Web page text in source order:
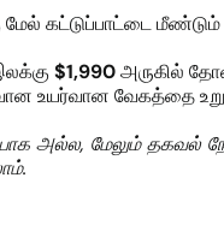
கட்டுப்பாட்டை
$1,990அருகில்
உயர்வான வேகத்தை
அல்ல, மேலும் தகவல்